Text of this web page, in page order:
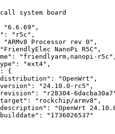
system board
"6.6.69",
"r5c",
"ARMv8 Processor rev 0",
NanoPi R5C",
"friendlyarm,nanopi-r5c",
"ext4",
{
"OpenWrt",
"24.10.0-rc5",
"r28304-
"rockchip/armv8",
"OpenWrt
"1736026537"